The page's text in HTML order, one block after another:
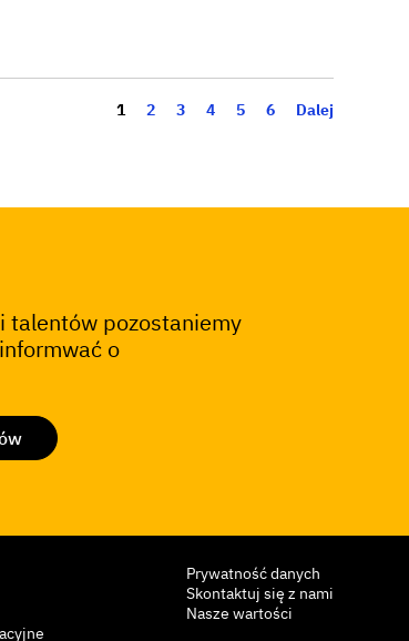
Strona
1 2 3 4 5 6 Dalej
talentów pozostaniemy
o
Prywatność danych
Skontaktuj się z nami
Nasze wartości